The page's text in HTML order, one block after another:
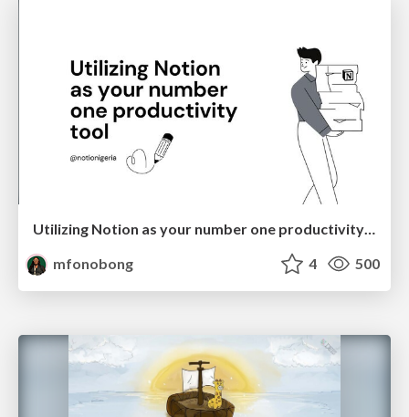
Utilizing Notion as your number one productivity tool
mfonobong
4 500